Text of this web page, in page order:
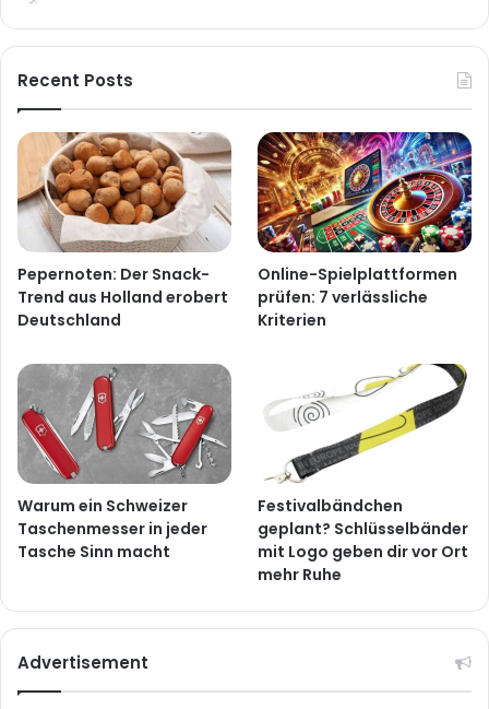
Recent Posts
Pepernoten: Der Snack-
Trend aus Holland erobert
Deutschland
Online-Spielplattformen
prüfen: 7 verlässliche
Kriterien
Warum ein Schweizer
Taschenmesser in jeder
Tasche Sinn macht
Festivalbändchen
geplant? Schlüsselbänder
mit Logo geben dir vor Ort
mehr Ruhe
Advertisement